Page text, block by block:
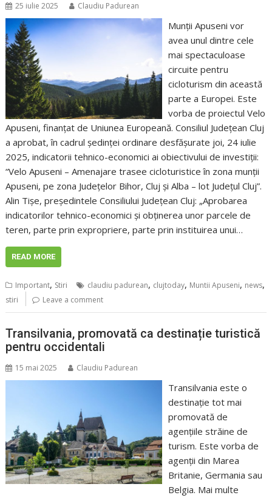
25 iulie 2025 Claudiu Padurean
Munții Apuseni vor
avea unul dintre cele
mai spectaculoase
circuite pentru
cicloturism din această
parte a Europei. Este
vorba de proiectul Velo
Apuseni, finanțat de Uniunea Europeană. Consiliul Județean Cluj
a aprobat, în cadrul ședinței ordinare desfășurate joi, 24 iulie
2025, indicatorii tehnico-economici ai obiectivului de investiții:
“Velo Apuseni – Amenajare trasee cicloturistice în zona munții
Apuseni, pe zona Județelor Bihor, Cluj și Alba – lot Județul Cluj”.
Alin Tișe, președintele Consiliului Județean Cluj: „Aprobarea
indicatorilor tehnico-economici și obținerea unor parcele de
teren, parte prin expropriere, parte prin instituirea unui…
READ MORE
Important, Stiri claudiu padurean, clujtoday, Muntii Apuseni, news,
stiri Leave a comment
Transilvania, promovată ca destinație turistică
pentru occidentali
15 mai 2025 Claudiu Padurean
Transilvania este o
destinație tot mai
promovată de
agențiile străine de
turism. Este vorba de
agenții din Marea
Britanie, Germania sau
Belgia. Mai multe